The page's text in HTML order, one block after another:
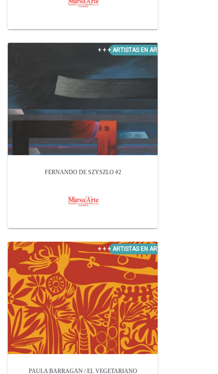
FERNANDO DE SZYSZLO #2
PAULA BARRAGÁN / EL VEGETARIANO